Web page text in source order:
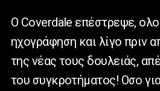
Ο Coverdale επέστρεψε,
ηχογράφηση και λίγο πριν
της νέας τους δουλειάς,
του συγκροτήματος! Οσο